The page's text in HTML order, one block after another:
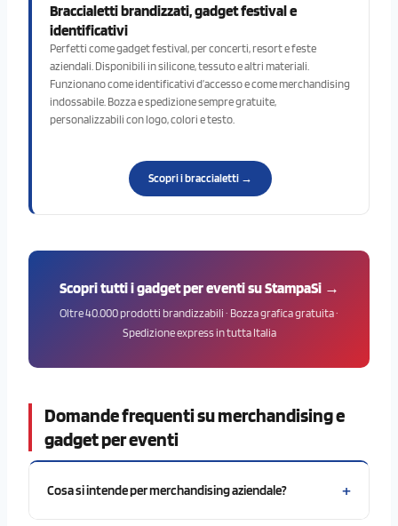
Braccialetti brandizzati, gadget festival e
identificativi
Perfetti come gadget festival, per concerti, resort e feste
aziendali. Disponibili in silicone, tessuto e altri materiali.
Funzionano come identificativi d’accesso e come merchandising
indossabile. Bozza e spedizione sempre gratuite,
personalizzabili con logo, colori e testo.
Scopri i braccialetti →
Scopri tutti i gadget per eventi su StampaSi →
Oltre 40.000 prodotti brandizzabili · Bozza grafica gratuita ·
Spedizione express in tutta Italia
Domande frequenti su merchandising e
gadget per eventi
Cosa si intende per merchandising aziendale? +